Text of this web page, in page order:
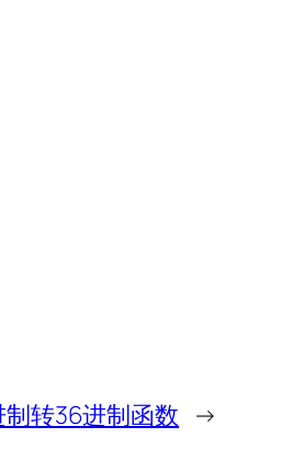
制转36进制函数 →